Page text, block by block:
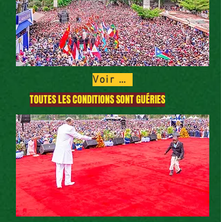
Voir plus
TOUTES LES CONDITIONS SONT GUÉRIES